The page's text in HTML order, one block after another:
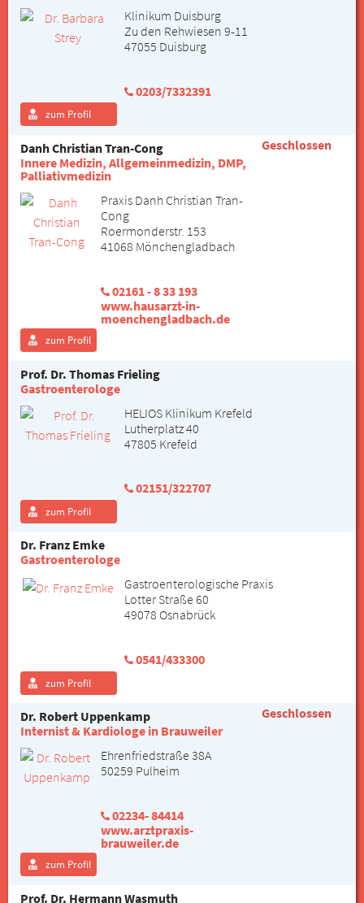
Klinikum Duisburg
Zu den Rehwiesen 9-11
47055 Duisburg
0203/7332391
zum Profil
Danh Christian Tran-Cong
Innere Medizin, Allgemeinmedizin, DMP,
Palliativmedizin
Praxis Danh Christian Tran-
Cong
Roermonderstr. 153
41068 Mönchengladbach
02161 - 8 33 193
www.hausarzt-in-
moenchengladbach.de
zum Profil
Geschlossen
Prof. Dr. Thomas Frieling
Gastroenterologe
HELIOS Klinikum Krefeld
Lutherplatz 40
47805 Krefeld
02151/322707
zum Profil
Dr. Franz Emke
Gastroenterologe
Gastroenterologische Praxis
Lotter Straße 60
49078 Osnabrück
0541/433300
zum Profil
Dr. Robert Uppenkamp
Internist & Kardiologe in Brauweiler
Ehrenfriedstraße 38A
50259 Pulheim
02234- 84414
www.arztpraxis-
brauweiler.de
zum Profil
Geschlossen
Prof. Dr. Hermann Wasmuth